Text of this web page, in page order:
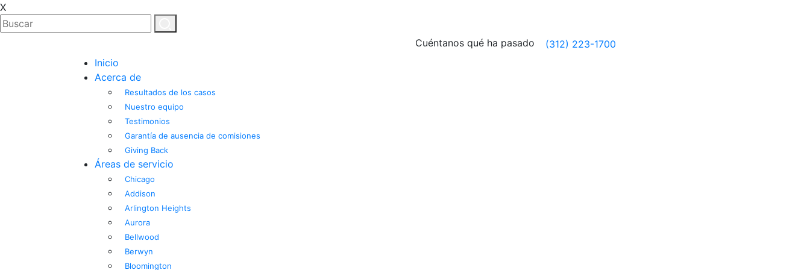
X
Cuéntanos qué ha pasado
(312) 223-1700
Inicio
Acerca de
Resultados de los casos
Nuestro equipo
Testimonios
Garantía de ausencia de comisiones
Giving Back
Áreas de servicio
Chicago
Addison
Arlington Heights
Aurora
Bellwood
Berwyn
Bloomington